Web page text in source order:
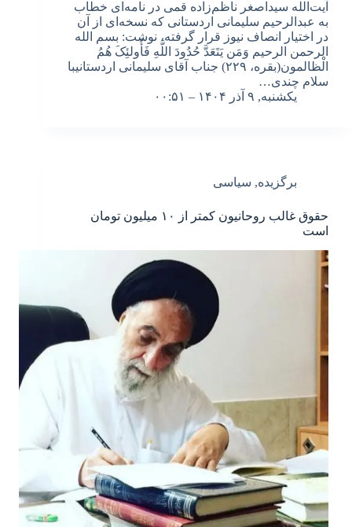
آیت‌الله سیداصغر ناظم‌زاده قمی در نامه‌ای خطاب
به عبدالرحیم سلیمانی اردستانی که نسخه‌ای از آن
در اختیار انصاف نیوز قرار گرفته، نوشت: بسم الله
الرحمن الرحیم وَمَن یَتَعَدَّ حُدُودَ اللَّهِ فَأُولئِکَ هُمُ
الْظالمون(بقره، ۲۲۹) جناب آقای سلیمانی اردستانیبا
سلام چندی…
یکشنبه, ۹ آذر ۱۴۰۴ – ۰۰:۵۱
برگزیده, سیاسی
حقوق غالب روحانیون کمتر از ۱۰ میلیون تومان
است